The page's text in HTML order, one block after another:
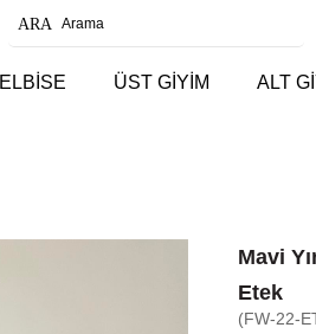
ELBİSE ÜST GİYİM ALT
Mavi
Etek
(FW-22-